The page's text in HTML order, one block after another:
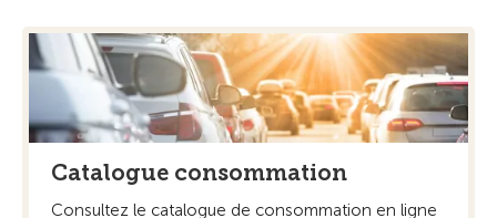
Catalogue consommation
Consultez le catalogue de consommation en ligne